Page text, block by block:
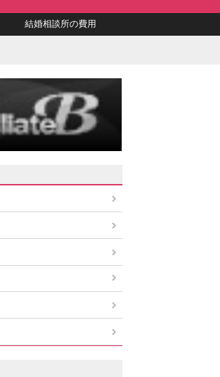
結婚相談所の費用